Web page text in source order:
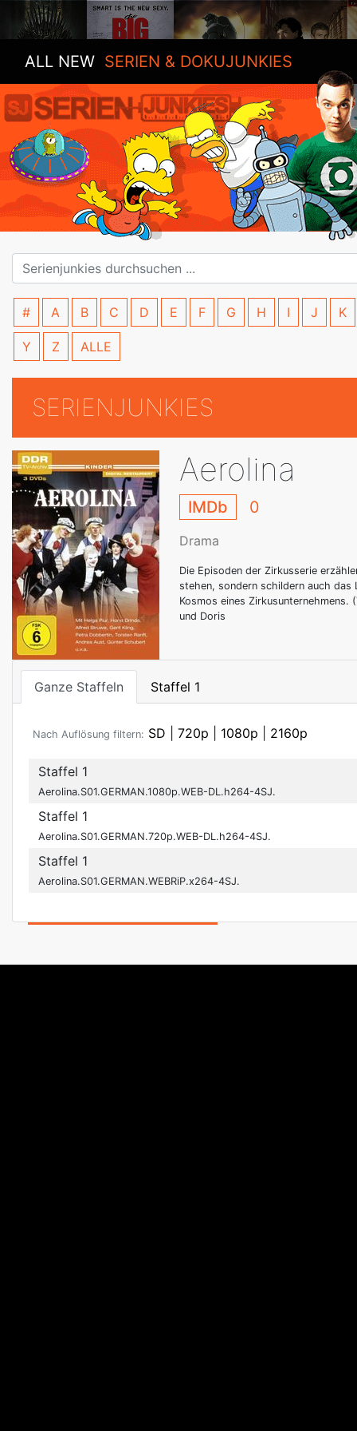
ALL NEW SERIEN & DOKUJUNKIES
# A B C D E F G H I J K
Y Z ALLE
SERIENJUNKIES
Aerolina
IMDb 0
Drama
Die Episoden der Zirkusserie
stehen, sondern schildern auch das
Kosmos eines Zirkusunternehmens.
und Doris
Ganze Staffeln Staffel 1
Nach Auflösung filtern: SD 720p 1080p 2160p
Staffel 1
Aerolina.S01.GERMAN.1080p.WEB-DL.h264-4SJ.
Staffel 1
Aerolina.S01.GERMAN.720p.WEB-DL.h264-4SJ.
Staffel 1
Aerolina.S01.GERMAN.WEBRiP.x264-4SJ.